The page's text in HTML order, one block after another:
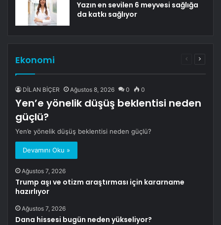
Yazın en sevilen 6 meyvesi sağlığa
da katkı sağlıyor
Ekonomi
ÖncekiSonraki
DİLAN BİÇER Ağustos 8, 2026 0 0
Yen’e yönelik düşüş beklentisi neden
güçlü?
Yen’e yönelik düşüş beklentisi neden güçlü?
Devamını Oku »
Ağustos 7, 2026
Trump aşı ve otizm araştırması için kararname
hazırlıyor
Ağustos 7, 2026
Dana hissesi bugün neden yükseliyor?